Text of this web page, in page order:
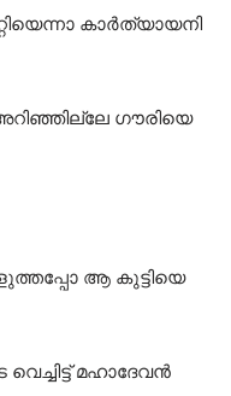
കാർത്യായനി
ഗൗരിയെ
ആ കുട്ടിയെ
മഹാദേവൻ